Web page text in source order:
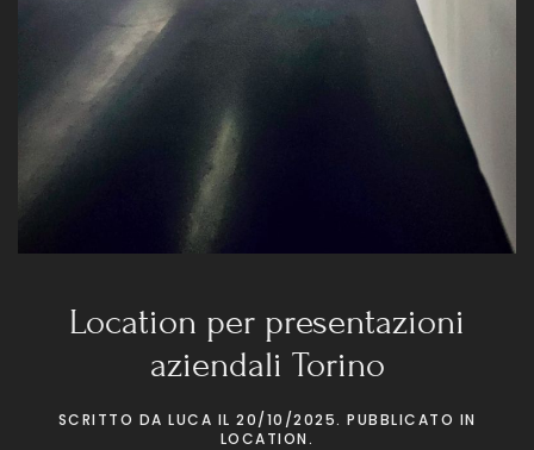
Location per presentazioni
aziendali Torino
SCRITTO DA LUCA IL 20/10/2025. PUBBLICATO IN
LOCATION.